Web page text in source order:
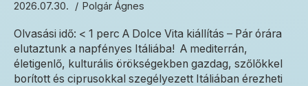
2026.07.30. Polgár Ágnes
Olvasási idő: < 1 perc A Dolce Vita kiállítás – Pár órára
elutaztunk a napfényes Itáliába! A mediterrán,
életigenlő, kulturális örökségekben gazdag, szőlőkkel
borított és ciprusokkal szegélyezett Itáliában érezheti